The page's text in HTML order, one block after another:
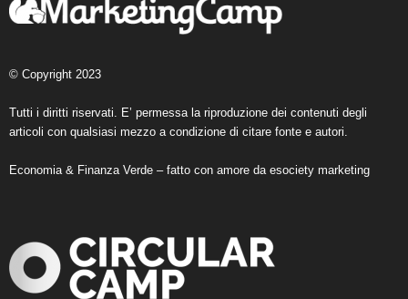
© Copyright 2023
Tutti i diritti riservati. E’ permessa la riproduzione dei contenuti degli
articoli con qualsiasi mezzo a condizione di citare fonte e autori.
Economia & Finanza Verde – fatto con amore da esociety marketing